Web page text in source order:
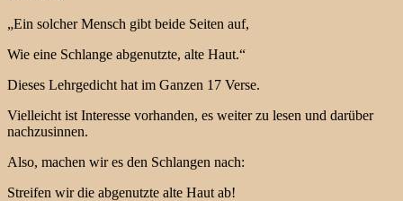
„Ein solcher Mensch gibt beide Seiten auf,
Wie eine Schlange abgenutzte, alte Haut.“
Dieses Lehrgedicht hat im Ganzen 17 Verse.
Vielleicht ist Interesse vorhanden, es weiter zu lesen und darüber
nachzusinnen.
Also, machen wir es den Schlangen nach:
Streifen wir die abgenutzte alte Haut ab!